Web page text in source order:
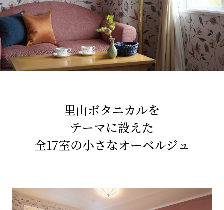
里山ボタニカルを
テーマに設えた
全17室の小さなオーベルジュ